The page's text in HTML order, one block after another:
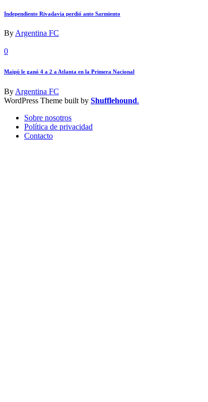
Independiente Rivadavia perdió ante Sarmiento
ByArgentina FC
0
Maipú le ganó 4 a 2 a Atlanta en la Primera Nacional
ByArgentina FC
WordPress Theme built by Shufflehound.
Sobre nosotros
Política de privacidad
Contacto